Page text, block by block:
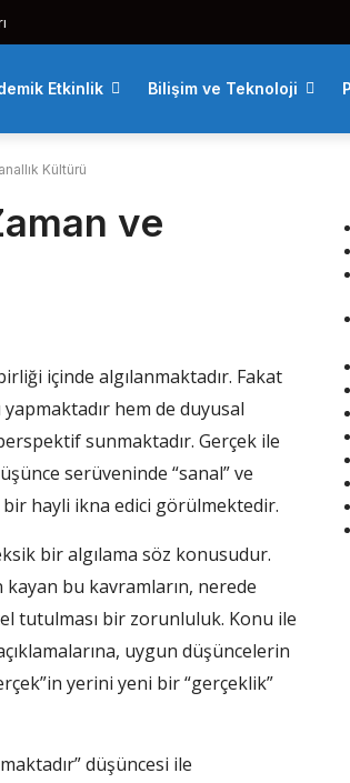
Etkinlik Bilişim ve Teknoloji
Kültürü
ve
içinde algılanmaktadır. Fakat
hem de duyusal
sunmaktadır. Gerçek ile
serüveninde “sanal” ve
bir hayli ikna edici görülmektedir.
bir algılama söz konusudur.
bu kavramların, nerede
tutulması bir zorunluluk. Konu ile
uygun düşüncelerin
yerini yeni bir “gerçeklik”
düşüncesi ile